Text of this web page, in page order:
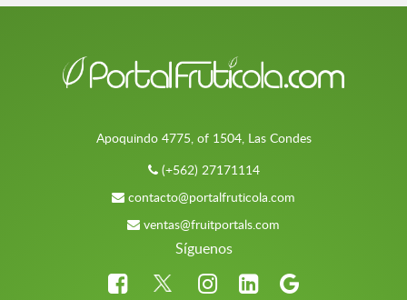
Apoquindo 4775, of 1504, Las Condes
(+562) 27171114
contacto@portalfruticola.com
ventas@fruitportals.com
Síguenos